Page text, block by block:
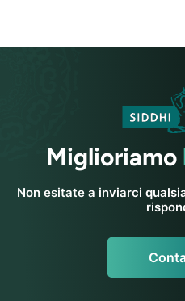
Miglioriamo
Non esitate a inviarci